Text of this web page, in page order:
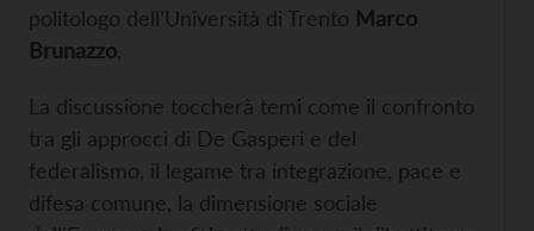
politologo dell’Università di Trento Marco
Brunazzo
La discussione toccherà temi come il confronto
tra gli approcci di De Gasperi e del
federalismo, il legame tra integrazione, pace e
difesa comune, la dimensione sociale